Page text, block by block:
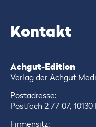
Kontakt
Achgut-Edition
Verlag der Achgut
Postadresse:
Postfach 2 77 07, 10130
Firmensitz: